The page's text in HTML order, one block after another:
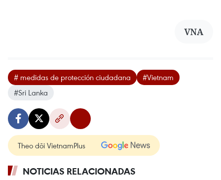
VNA
# medidas de protección ciudadana
#Vietnam
#Sri Lanka
Theo dõi VietnamPlus
NOTICIAS RELACIONADAS